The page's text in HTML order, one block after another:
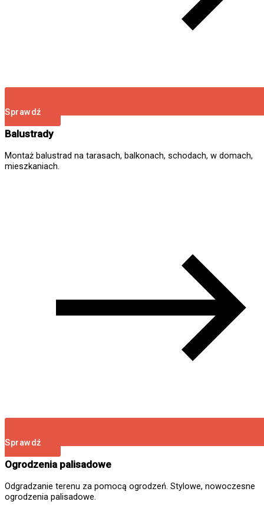
Sprawdź
Balustrady
Montaż balustrad na tarasach, balkonach, schodach, w domach,
mieszkaniach.
Sprawdź
Ogrodzenia palisadowe
Odgradzanie terenu za pomocą ogrodzeń. Stylowe, nowoczesne
ogrodzenia palisadowe.